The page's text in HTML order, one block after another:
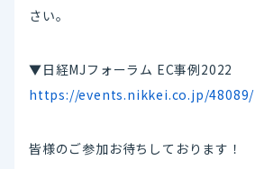
さい。
▼日経MJフォーラム EC事例2022
https://events.nikkei.co.jp/48089/
皆様のご参加お待ちしております！